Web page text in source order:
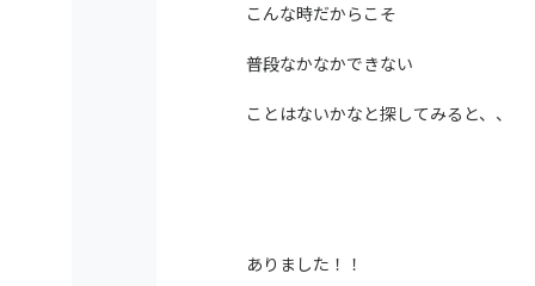
こんな時だからこそ
普段なかなかできない
ことはないかなと探してみると、、
ありました！！